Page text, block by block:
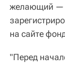
желающий —
на сайте
"Перед